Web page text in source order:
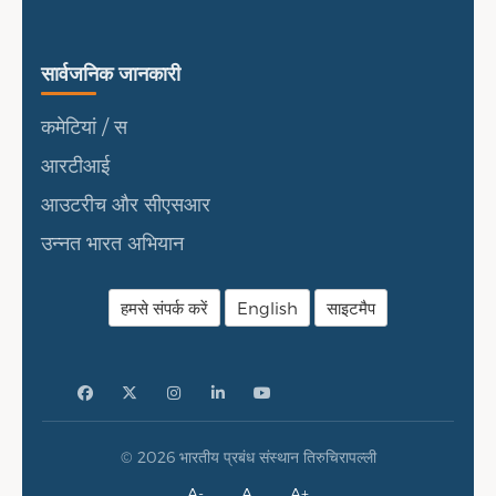
सार्वजनिक जानकारी
सार्वजनिक जानकारी
कमेटियां / स
आरटीआई
आउटरीच और सीएसआर
उन्नत भारत अभियान
हमसे संपर्क करें English साइटमैप
© 2026 भारतीय प्रबंध संस्थान तिरुचिरापल्ली